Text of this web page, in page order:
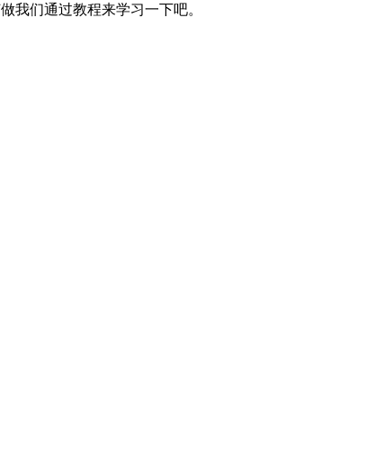
我们通过教程来学习一下吧。